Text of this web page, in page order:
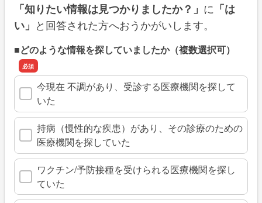
「知りたい情報は見つかりましたか？」 に 「は
い」 と回答された方へおうかがいします。
■どのような情報を探していましたか（複数選択可）
今現在 不調があり、受診する医療機関を探して
いた
持病（慢性的な疾患）があり、その診療のための
医療機関を探していた
ワクチン/予防接種を受けられる医療機関を探し
ていた